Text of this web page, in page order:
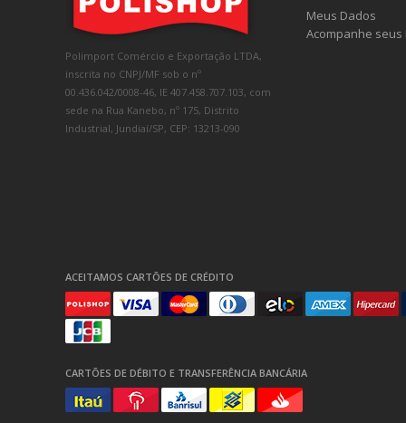
Polimport Comércio e Exportação LTDA,
inscrita no CNPJ/MF sob o nº
00.436.042/0008-46, IE 407.458.707.103, com
sede na Rua Kanebo, nº 175, Distrito
Industrial, Jundiaí/SP, CEP: 13213-090
Meus Dados
Acompanhe seus
ACEITAMOS CARTÕES DE CRÉDITO
CARTÕES DE DÉBITO E TRANSFERÊNCIA BANCÁRIA